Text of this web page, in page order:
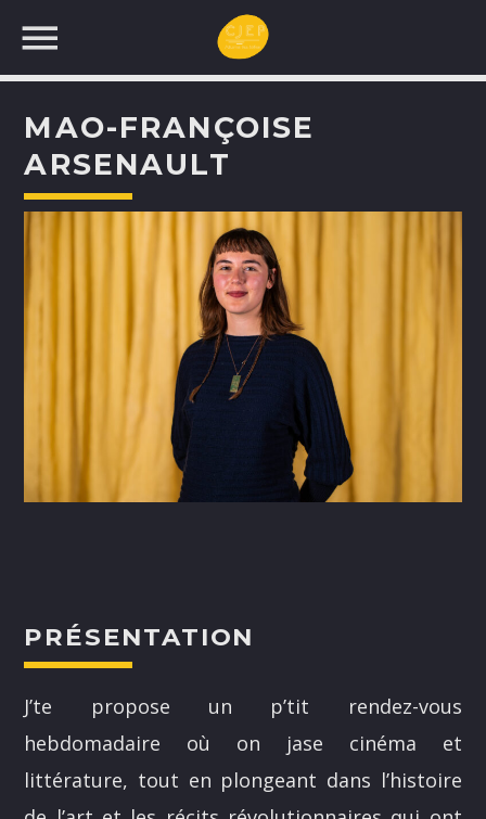
RECHERCHEZ:
UNE NOUVELLE
PROGRAMMATION!
NOS ANIMATEURS
JUSTIN SAVOIE
SANDRINE LABELLE
MAO-FRANÇOISE
ARSENAULT
PRÉSENTATION
J’te propose un p’tit rendez-vous
hebdomadaire où on jase cinéma et
littérature, tout en plongeant dans l’histoire